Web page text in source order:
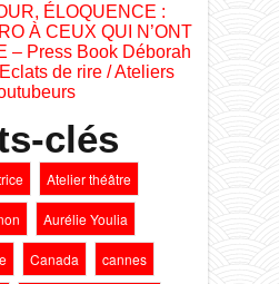
ÉLOQUENCE :
À CEUX QUI N’ONT
– Press Book Déborah
Eclats de rire / Ateliers
clés
Atelier théâtre
Aurélie Youlia
Canada cannes